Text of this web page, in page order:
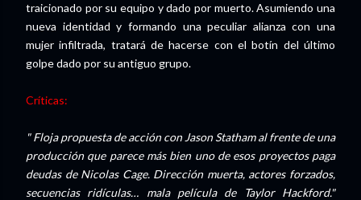
traicionado por su equipo y dado por muerto. Asumiendo una
nueva identidad y formando una peculiar alianza con una
mujer infiltrada, tratará de hacerse con el botín del último
golpe dado por su antiguo grupo.
Críticas:
" Floja propuesta de acción con Jason Statham al frente de una
producción que parece más bien uno de esos proyectos paga
deudas de Nicolas Cage. Dirección muerta, actores forzados,
secuencias ridículas… mala película de Taylor Hackford."